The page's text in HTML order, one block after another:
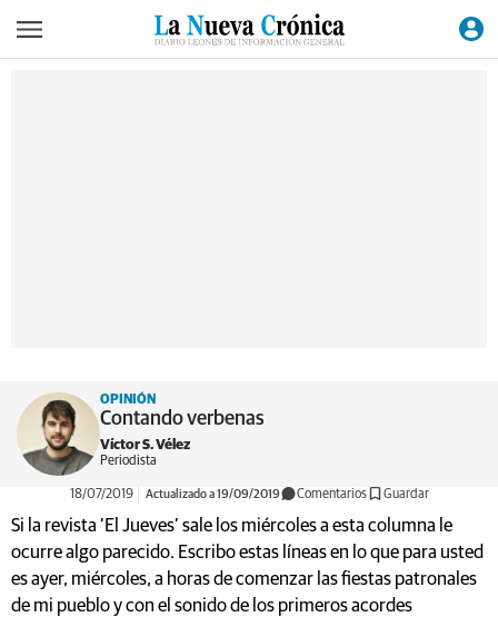
OPINIÓN
Contando verbenas
Víctor S. Vélez
Periodista
18/07/2019 Actualizado a 19/09/2019 Comentarios Guardar
Si la revista ‘El Jueves’ sale los miércoles a esta columna le
ocurre algo parecido. Escribo estas líneas en lo que para usted
es ayer, miércoles, a horas de comenzar las fiestas patronales
de mi pueblo y con el sonido de los primeros acordes